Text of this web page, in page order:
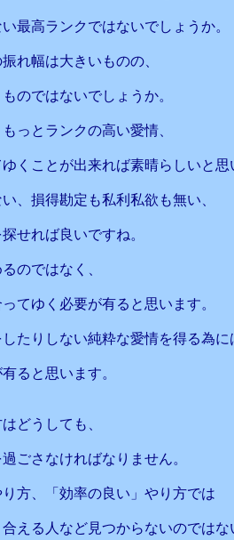
最高ランクではないでしょうか。
れ幅は大きいものの、
のではないでしょうか。
っとランクの高い愛情、
くことが出来れば素晴らしいと思
、損得勘定も私利私欲も無い、
せれば良いですね。
のではなく、
てゆく必要が有ると思います。
たりしない純粋な愛情を得る為に
ると思います。
どうしても、
ごさなければなりません。
方、「効率の良い」やり方では
える人など見つからないのではな